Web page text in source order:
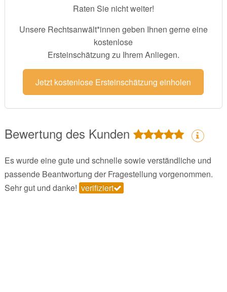
Raten Sie nicht weiter!
Unsere Rechtsanwält*innen geben Ihnen gerne eine
kostenlose
Ersteinschätzung zu Ihrem Anliegen.
Jetzt kostenlose Ersteinschätzung einholen
Bewertung des Kunden
Es wurde eine gute und schnelle sowie verständliche und
passende Beantwortung der Fragestellung vorgenommen.
Sehr gut und danke! verifiziert